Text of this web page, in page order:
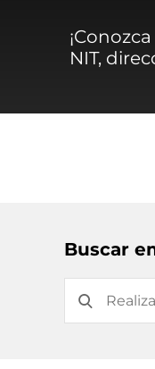
NIT,
Buscar